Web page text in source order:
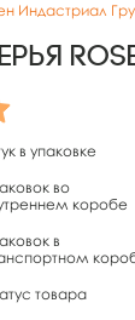
Индастриал
в упаковке
во
коробе
в
товара